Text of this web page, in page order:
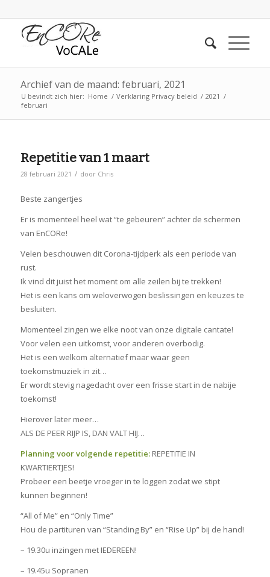
Archief van de maand: februari, 2021
U bevindt zich hier: Home / Verklaring Privacy beleid / 2021 /
februari
Repetitie van 1 maart
28 februari 2021 / door Chris
Beste zangertjes
Er is momenteel heel wat “te gebeuren” achter de schermen
van EnCORe!
Velen beschouwen dit Corona-tijdperk als een periode van
rust.
Ik vind dit juist het moment om alle zeilen bij te trekken!
Het is een kans om weloverwogen beslissingen en keuzes te
besluiten.
Momenteel zingen we elke noot van onze digitale cantate!
Voor velen een uitkomst, voor anderen overbodig.
Het is een welkom alternatief maar waar geen
toekomstmuziek in zit…
Er wordt stevig nagedacht over een frisse start in de nabije
toekomst!
Hierover later meer…
ALS DE PEER RIJP IS, DAN VALT HIJ…
Planning voor volgende repetitie:REPETITIE IN
KWARTIERTJES!
Probeer een beetje vroeger in te loggen zodat we stipt
kunnen beginnen!
“All of Me” en “Only Time”
Hou de partituren van “Standing By” en “Rise Up” bij de hand!
– 19.30u inzingen met IEDEREEN!
– 19.45u Sopranen